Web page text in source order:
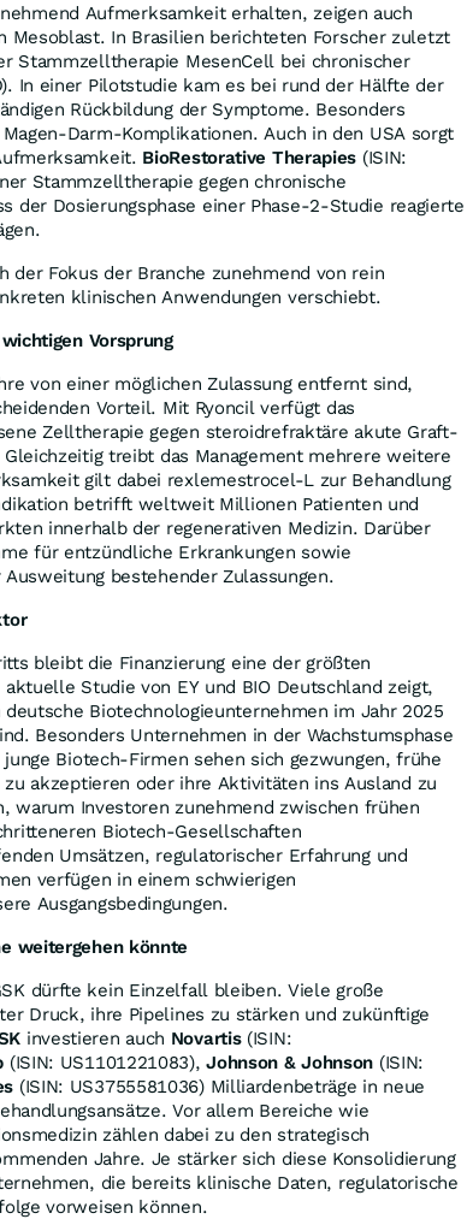
Aufmerksamkeit erhalten, zeigen auch
Mesoblast. In Brasilien berichteten Forscher zuletzt
Stammzelltherapie MesenCell bei chronischer
In einer Pilotstudie kam es bei rund der Hälfte der
Rückbildung der Symptome. Besonders
Darm-Komplikationen. Auch in den USA sorgt
BioRestorative Therapies (ISIN:
Stammzelltherapie gegen chronische
der Dosierungsphase einer Phase-2-Studie reagierte
der Fokus der Branche zunehmend von rein
klinischen Anwendungen verschiebt.
Vorsprung
von einer möglichen Zulassung entfernt sind,
Vorteil. Mit Ryoncil verfügt das
Zelltherapie gegen steroidrefraktäre akute Graft-
treibt das Management mehrere weitere
gilt dabei rexlemestrocel-L zur Behandlung
betrifft weltweit Millionen Patienten und
innerhalb der regenerativen Medizin. Darüber
für entzündliche Erkrankungen sowie
bestehender Zulassungen.
bleibt die Finanzierung eine der größten
Studie von EY und BIO Deutschland zeigt,
Biotechnologieunternehmen im Jahr 2025
Besonders Unternehmen in der Wachstumsphase
Biotech-Firmen sehen sich gezwungen, frühe
akzeptieren oder ihre Aktivitäten ins Ausland zu
warum Investoren zunehmend zwischen frühen
Biotech-Gesellschaften
Umsätzen, regulatorischer Erfahrung und
verfügen in einem schwierigen
Ausgangsbedingungen.
weitergehen könnte
dürfte kein Einzelfall bleiben. Viele große
Druck, ihre Pipelines zu stärken und zukünftige
investieren auch Novartis(ISIN:
(ISIN: US1101221083),Johnson & Johnson (ISIN:
(ISIN: US3755581036) Milliardenbeträge in neue
Vor allem Bereiche wie
zählen dabei zu den strategisch
Jahre. Je stärker sich diese Konsolidierung
die bereits klinische Daten, regulatorische
vorweisen können.